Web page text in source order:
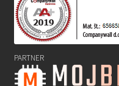
PARTNER